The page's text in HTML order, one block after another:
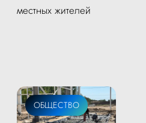
местных жителей
ОБЩЕСТВО